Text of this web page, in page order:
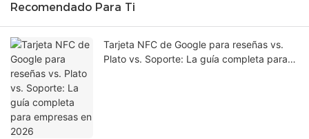
Recomendado Para Ti
Tarjeta NFC de Google para reseñas vs.
Plato vs. Soporte: La guía completa para